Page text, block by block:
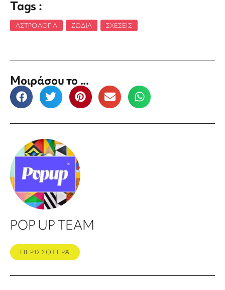
Tags :
ΑΣΤΡΟΛΟΓΊΑ ΖΏΔΙΑ ΣΧΈΣΕΙΣ
Μοιράσου το ...
POP UP TEAM
ΠΕΡΙΣΣΟΤΕΡΑ